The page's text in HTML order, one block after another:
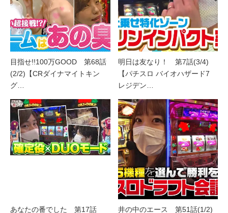
目指せ!!100万GOOD 第68話
(2/2)【CRダイナマイトキン
グ…
明日は友なり！ 第7話(3/4)
【パチスロ バイオハザード7
レジデン…
あなたの番でした 第17話
井の中のエース 第51話(1/2)